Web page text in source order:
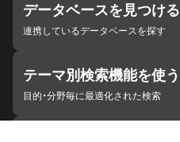
データベースを見つける
連携しているデータベースを探す
テーマ別検索機能を使う
目的・分野毎に最適化された検索